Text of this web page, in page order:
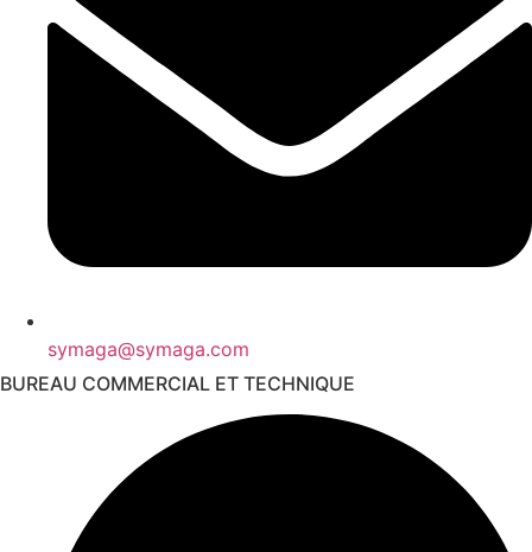
symaga@symaga.com
BUREAU COMMERCIAL ET TECHNIQUE